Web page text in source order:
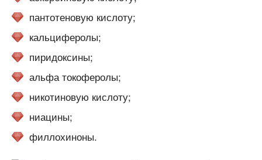
пантотеновую кислоту;
кальциферолы;
пиридоксины;
альфа токоферолы;
никотиновую кислоту;
ниацины;
филлохиноны.